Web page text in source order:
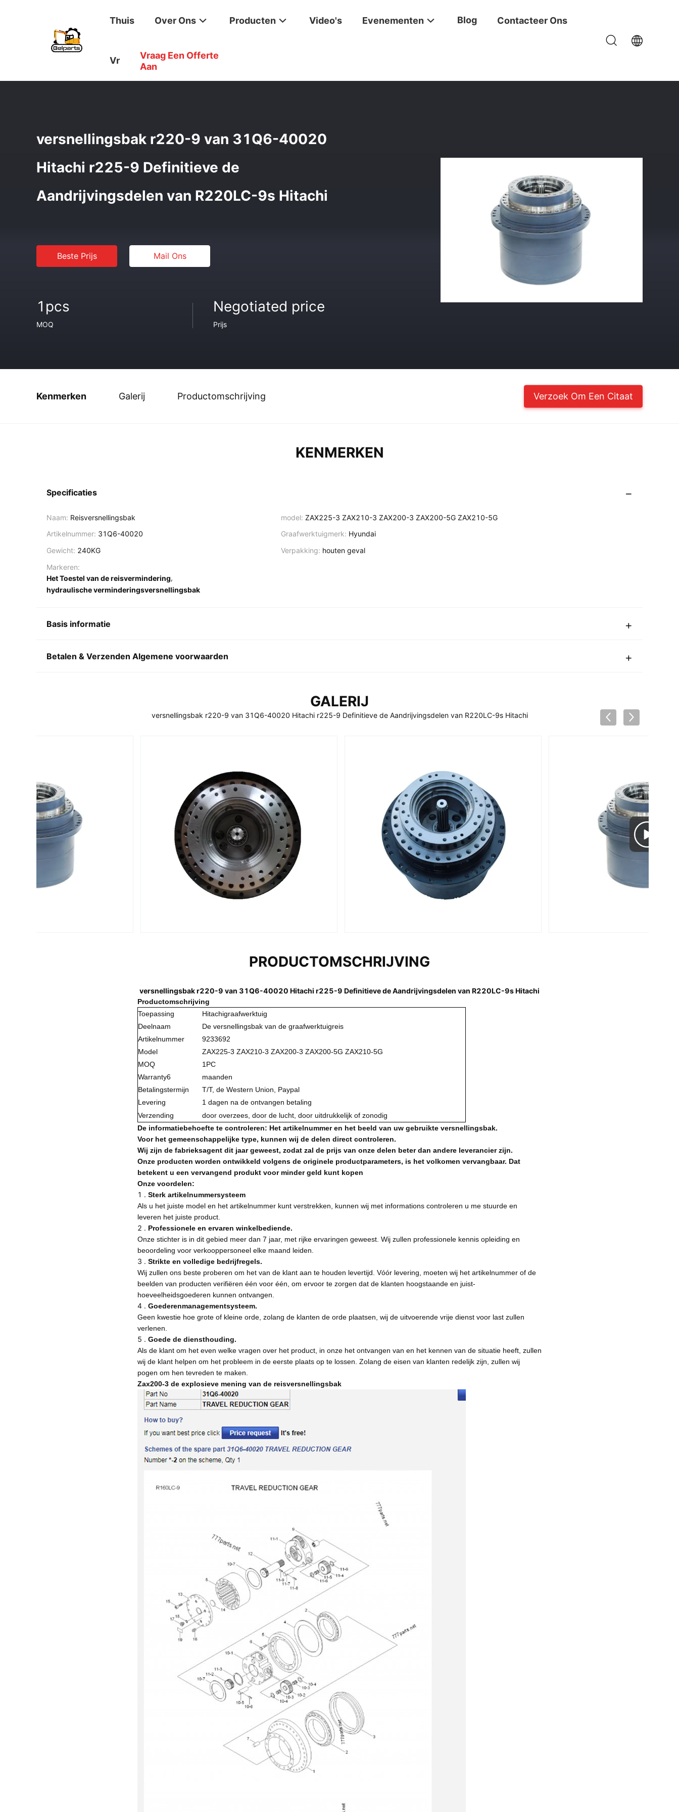
Thuis Over Ons Producten Video's Evenementen Blog Contacteer Ons
Vr
Vraag Een Offerte
Aan
Thuis / Producten Reisversnellingsbak / Versnellingsbak R220-9 Van 31Q6-40020 Hitachi R225-9 Definitieve De Aandrijvingsdelen Van R220LC-9s Hitachi
versnellingsbak r220-9 van 31Q6-40020
Hitachi r225-9 Definitieve de
Aandrijvingsdelen van R220LC-9s Hitachi
Beste Prijs Mail Ons
1pcs
MOQ
Negotiated price
Prijs
Kenmerken Galerij Productomschrijving Verzoek Om Een Citaat
KENMERKEN
Specificaties
Naam: Reisversnellingsbak model: ZAX225-3 ZAX210-3 ZAX200-3 ZAX200-5G ZAX210-5G
Artikelnummer: 31Q6-40020 Graafwerktuigmerk: Hyundai
Gewicht: 240KG Verpakking: houten geval
Markeren:
Het Toestel van de reisvermindering,
hydraulische verminderingsversnellingsbak
Basis informatie
Betalen & Verzenden Algemene voorwaarden
GALERIJ
versnellingsbak r220-9 van 31Q6-40020 Hitachi r225-9 Definitieve de Aandrijvingsdelen van R220LC-9s Hitachi
PRODUCTOMSCHRIJVING
versnellingsbak r220-9 van 31Q6-40020 Hitachi r225-9 Definitieve de Aandrijvingsdelen van R220LC-9s Hitachi
Productomschrijving
Toepassing
Hitachigraafwerktuig
Deelnaam
De versnellingsbak van de graafwerktuigreis
Artikelnummer
9233692
Model
ZAX225-3 ZAX210-3 ZAX200-3 ZAX200-5G ZAX210-5G
MOQ
1PC
Warranty6
maanden
Betalingstermijn
T/T, de Western Union, Paypal
Levering
1 dagen na de ontvangen betaling
Verzending
door overzees, door de lucht, door uitdrukkelijk of zonodig
De informatiebehoefte te controleren: Het artikelnummer en het beeld van uw gebruikte versnellingsbak.
Voor het gemeenschappelijke type, kunnen wij de delen direct controleren.
Wij zijn de fabrieksagent dit jaar geweest, zodat zal de prijs van onze delen beter dan andere leverancier zijn.
Onze producten worden ontwikkeld volgens de originele productparameters, is het volkomen vervangbaar. Dat
betekent u een vervangend produkt voor minder geld kunt kopen
Onze voordelen:
1 . Sterk artikelnummersysteem
Als u het juiste model en het artikelnummer kunt verstrekken, kunnen wij met informations controleren u me stuurde en
leveren het juiste product.
2 . Professionele en ervaren winkelbediende.
Onze stichter is in dit gebied meer dan 7 jaar, met rijke ervaringen geweest. Wij zullen professionele kennis opleiding en
beoordeling voor verkooppersoneel elke maand leiden.
3 . Strikte en volledige bedrijfregels.
Wij zullen ons beste proberen om het van de klant aan te houden levertijd. Vóór levering, moeten wij het artikelnummer of de
beelden van producten verifiëren één voor één, om ervoor te zorgen dat de klanten hoogstaande en juist-
hoeveelheidsgoederen kunnen ontvangen.
4 . Goederenmanagementsysteem.
Geen kwestie hoe grote of kleine orde, zolang de klanten de orde plaatsen, wij de uitvoerende vrije dienst voor last zullen
verlenen.
5 . Goede de diensthouding.
Als de klant om het even welke vragen over het product, in onze het ontvangen van en het kennen van de situatie heeft, zullen
wij de klant helpen om het probleem in de eerste plaats op te lossen. Zolang de eisen van klanten redelijk zijn, zullen wij
pogen om hen tevreden te maken.
Zax200-3 de explosieve mening van de reisversnellingsbak